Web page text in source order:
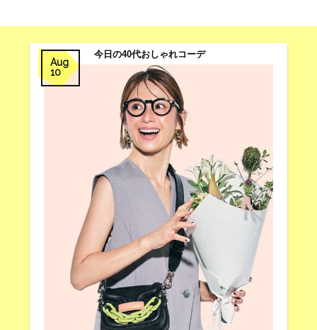
Aug
10
今日の40代おしゃれコーデ